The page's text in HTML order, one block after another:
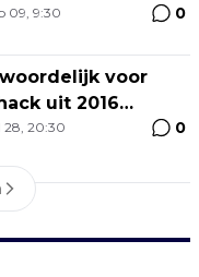
09, 9:30 0
voor
uit 2016
verplaatst
28, 20:30 0